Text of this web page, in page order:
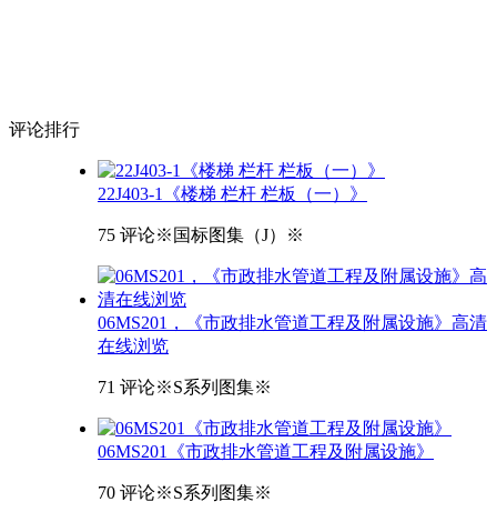
评论排行
22J403-1《楼梯 栏杆 栏板（一）》
75 评论※国标图集（J）※
06MS201，《市政排水管道工程及附属设施》高清
在线浏览
71 评论※S系列图集※
06MS201《市政排水管道工程及附属设施》
70 评论※S系列图集※